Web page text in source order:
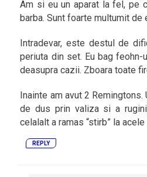
Am si eu un aparat la fel, pe
barba. Sunt foarte multumit de
Intradevar, este destul de
periuta din set. Eu bag
deasupra cazii. Zboara toate
Inainte am avut 2 Remingtons.
de dus prin valiza si a
celalalt a ramas “stirb” la
REPLY